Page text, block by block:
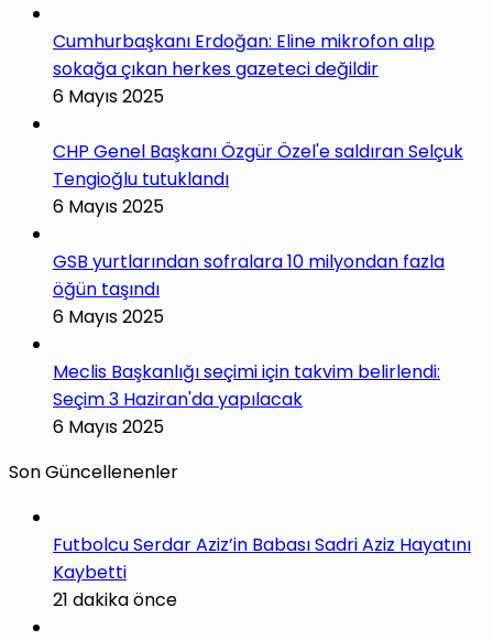
Cumhurbaşkanı Erdoğan: Eline mikrofon alıp
sokağa çıkan herkes gazeteci değildir
6 Mayıs 2025
CHP Genel Başkanı Özgür Özel'e saldıran Selçuk
Tengioğlu tutuklandı
6 Mayıs 2025
GSB yurtlarından sofralara 10 milyondan fazla
öğün taşındı
6 Mayıs 2025
Meclis Başkanlığı seçimi için takvim belirlendi:
Seçim 3 Haziran'da yapılacak
6 Mayıs 2025
Son Güncellenenler
Futbolcu Serdar Aziz’in Babası Sadri Aziz Hayatını
Kaybetti
21 dakika önce